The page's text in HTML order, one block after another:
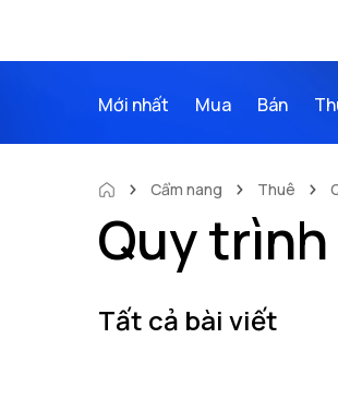
Mới nhất Mua Bán
Cẩm nang Thuê
Quy
Tất cả bài viết